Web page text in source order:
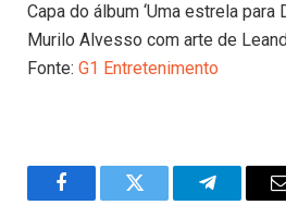
Capa do álbum ‘Uma estrela para
Murilo Alvesso com arte de
Fonte: G1 Entretenimento
FacebookTwitter Telegram